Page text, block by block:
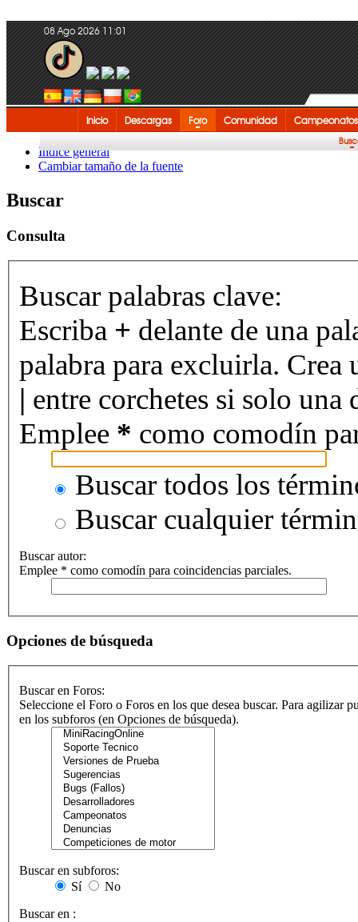
08 Ago 2026 11:01
Inicio Descargas Foro Comunidad Campeonatos
Índice general
Cambiar tamaño de la fuente
Buscar
Consulta
Buscar palabras clave:
Escriba + delante de una
palabra para excluirla. Crea
| entre corchetes si solo una
Emplee * como comodín
Buscar todos los
Buscar cualquier
Buscar autor:
Emplee * como comodín para coincidencias parciales.
Opciones de búsqueda
Buscar en Foros:
Seleccione el Foro o Foros en los que desea buscar. Para agilizar
en los subforos (en Opciones de búsqueda).
Buscar en subforos:
Sí
No
Buscar en :